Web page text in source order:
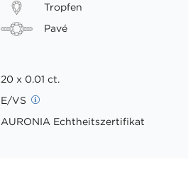
Tropfen
Pavé
20 x 0.01 ct.
E/VS
AURONIA Echtheitszertifikat